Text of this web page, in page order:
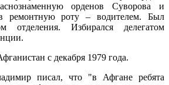
орденов Суворова и
ремонтную роту – водителем. Был
отделения. Избирался делегатом
с декабря 1979 года.
писал, что "в Афгане ребята